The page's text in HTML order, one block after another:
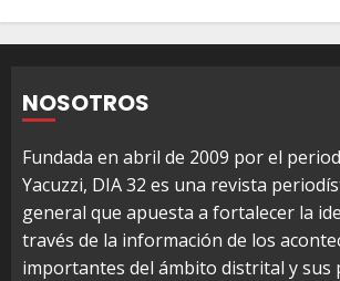
NOSOTROS
Fundada en abril de 2009 por el
Yacuzzi, DIA 32 es una revista
general que apuesta a fortalecer la
través de la información de los
importantes del ámbito distrital y sus